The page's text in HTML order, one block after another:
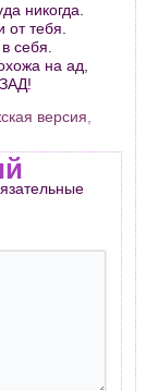
никогда.
тебя.
себя.
на ад,
версия